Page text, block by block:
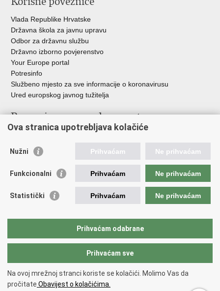
Vlada Republike Hrvatske
Državna škola za javnu upravu
Odbor za državnu službu
Državno izborno povjerenstvo
Your Europe portal
Potresinfo
Službeno mjesto za sve informacije o koronavirusu
Ured europskog javnog tužitelja
Poveznice pravosudnog sustava
Državno odvjetništvo
Ured za suzbijanje korupcije i organiziranog kriminaliteta
Državnoodvjetničko vijeće
Hrvatska odvjetnička komora
Europski pravosudni portal
Copyright © 2026 Ministarstvo pravosuđa, uprave i digitalne
transformacije Republike Hrvatske.
pristupačnosti.
Ova stranica upotrebljava kolačiće
Nužni Prihvaćam Ne prihvaćam
Funkcionalni Prihvaćam Ne prihvaćam
Statistički Prihvaćam Ne prihvaćam
Prihvaćam odabrane
Prihvaćam sve
Na ovoj mrežnoj stranci koriste se kolačići. Molimo Vas da
pročitate Obavijest o kolačićima.